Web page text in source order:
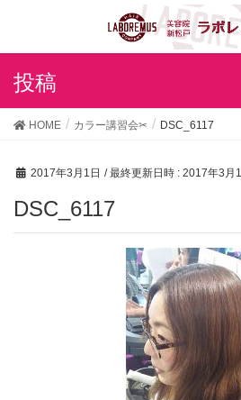
投稿
HOME カラー講習会✂ DSC_6117
2017年3月1日 / 最終更新日時 : 2017年3月
DSC_6117